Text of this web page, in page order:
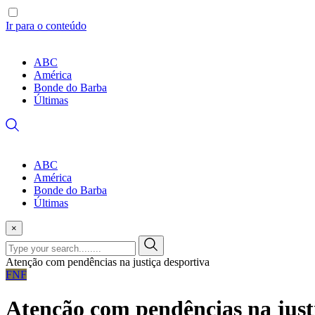
Ir para o conteúdo
ABC
América
Bonde do Barba
Últimas
ABC
América
Bonde do Barba
Últimas
×
Atenção com pendências na justiça desportiva
FNF
Atenção com pendências na